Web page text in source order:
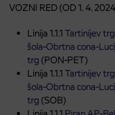
VOZNI RED (OD 1. 4.
Linija 1.1.1 Tartinijev
šola-Obrtna cona-
trg (PON-PET)
Linija 1.1.1 Tartinijev
šola-Obrtna cona-
trg (SOB)